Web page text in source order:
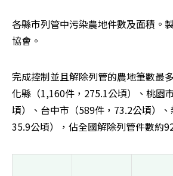
各縣市列管中污染農地件數及面積。
協會。
完成控制並且解除列管的農地筆數最
化縣（1,160件，275.1公頃）、桃園
頃）、台中市（589件，73.2公頃）、
35.9公頃），佔全國解除列管件數約